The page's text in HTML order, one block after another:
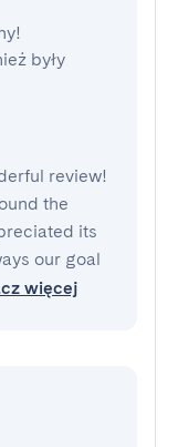
były
review!
the
its
our goal
więcej